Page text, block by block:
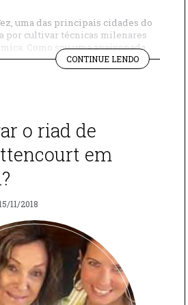
uma das principais cidades do
por cultivar técnicas milenares
Como sou uma apaixonada
deixar de conhecer uma
visita foi muito agradável, logo no
CONTINUE LENDO"AS
CERÂMICAS
o riad de
em
11/2018